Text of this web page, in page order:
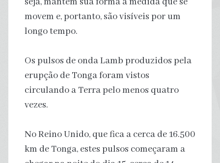
movem e, portanto, são visíveis por um
longo tempo.
Os pulsos de onda Lamb produzidos pela
erupção de Tonga foram vistos
circulando a Terra pelo menos quatro
vezes.
No Reino Unido, que fica a cerca de 16.500
km de Tonga, estes pulsos começaram a